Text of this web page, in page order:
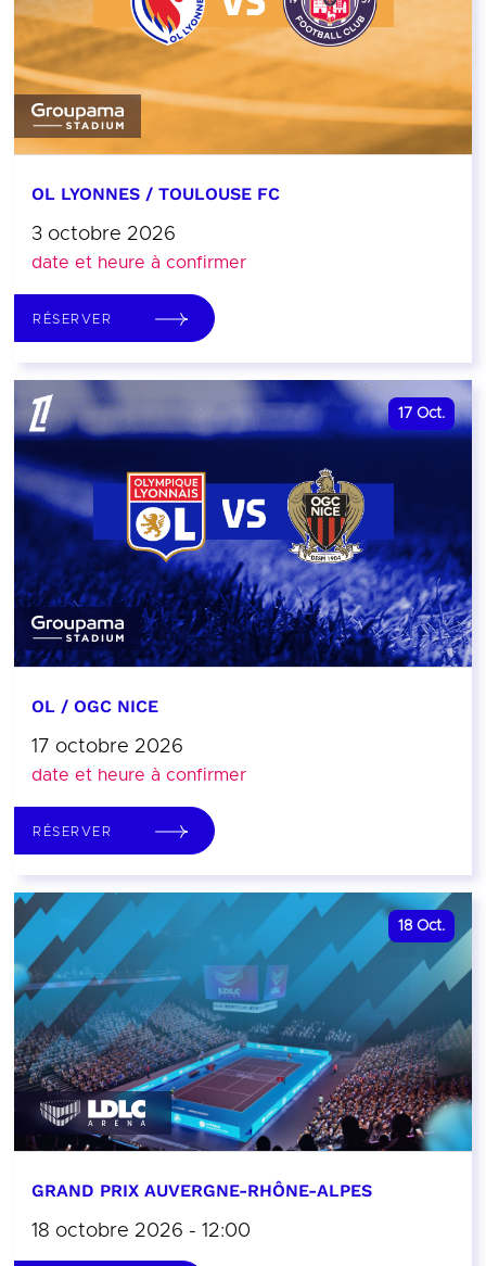
OL LYONNES / TOULOUSE FC
3 octobre 2026
date et heure à confirmer
RÉSERVER
17 Oct.
OL / OGC NICE
17 octobre 2026
date et heure à confirmer
RÉSERVER
18 Oct.
GRAND PRIX AUVERGNE-RHÔNE-ALPES
18 octobre 2026 - 12:00